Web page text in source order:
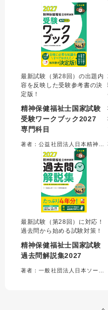
最新試験（第28回）の出題内
容を反映した受験参考書の決
定版！
精神保健福祉士国家試験
受験ワークブック2027
専門科目
最新試験（第28回）に対応！
過去問から始める試験対策！
精神保健福祉士国家試験
過去問解説集2027